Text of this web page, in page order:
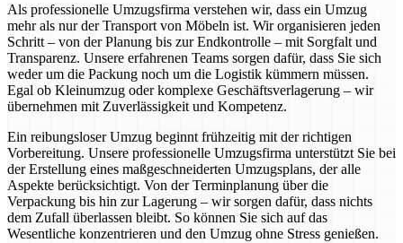
Als professionelle Umzugsfirma verstehen wir, dass ein Umzug
mehr als nur der Transport von Möbeln ist. Wir organisieren jeden
Schritt – von der Planung bis zur Endkontrolle – mit Sorgfalt und
Transparenz. Unsere erfahrenen Teams sorgen dafür, dass Sie sich
weder um die Packung noch um die Logistik kümmern müssen.
Egal ob Kleinumzug oder komplexe Geschäftsverlagerung – wir
übernehmen mit Zuverlässigkeit und Kompetenz.
Ein reibungsloser Umzug beginnt frühzeitig mit der richtigen
Vorbereitung. Unsere professionelle Umzugsfirma unterstützt Sie bei
der Erstellung eines maßgeschneiderten Umzugsplans, der alle
Aspekte berücksichtigt. Von der Terminplanung über die
Verpackung bis hin zur Lagerung – wir sorgen dafür, dass nichts
dem Zufall überlassen bleibt. So können Sie sich auf das
Wesentliche konzentrieren und den Umzug ohne Stress genießen.